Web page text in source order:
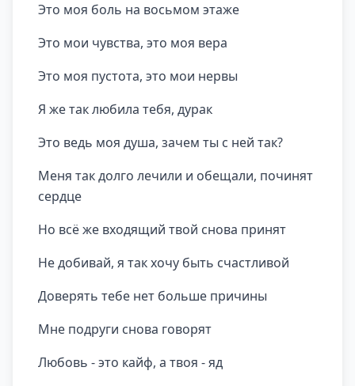
Это моя боль на восьмом этаже
Это мои чувства, это моя вера
Это моя пустота, это мои нервы
Я же так любила тебя, дурак
Это ведь моя душа, зачем ты с ней так?
Меня так долго лечили и обещали, починят
сердце
Но всё же входящий твой снова принят
Не добивай, я так хочу быть счастливой
Доверять тебе нет больше причины
Мне подруги снова говорят
Любовь - это кайф, а твоя - яд